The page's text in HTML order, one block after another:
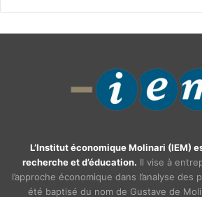
L’Institut économique Molinari (IEM)
recherche et d’éducation. Il vise à
l’approche économique dans l’analyse des
été baptisé du nom de Gustave de